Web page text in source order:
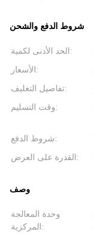
شروط الدفع والشحن
الحد الأدنى لكمية:
الأسعار:
تفاصيل التغليف:
وقت التسليم:
شروط الدفع:
القدرة على العرض:
وصف
وحدة المعالجة
المركزية: